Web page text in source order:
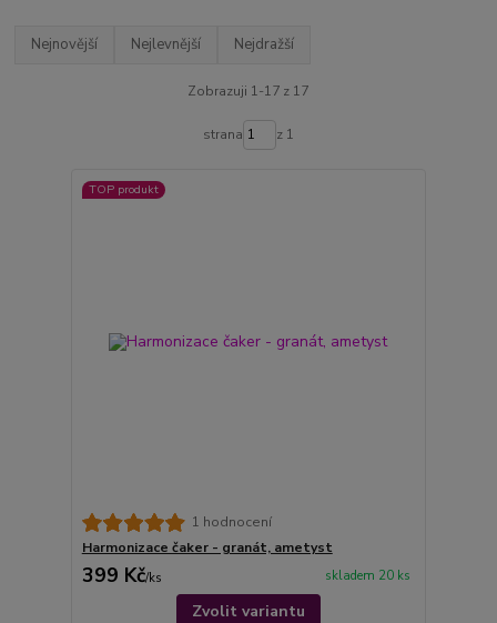
Nejnovější Nejlevnější Nejdražší
Zobrazuji 1-17 z 17
strana z 1
TOP produkt
1 hodnocení
Harmonizace čaker - granát, ametyst
399 Kč/ks skladem 20 ks
Zvolit variantu